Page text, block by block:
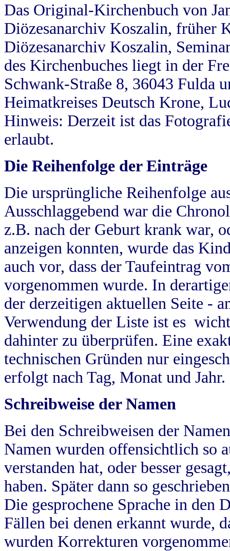
Das Original-Kirchenbuch von
Diözesanarchiv Koszalin, früher
Diözesanarchiv Koszalin,
des Kirchenbuches liegt in der
Schwank-Straße 8, 36043 Fulda
Heimatkreises Deutsch Krone,
Hinweis: Derzeit ist das
erlaubt.
Die Reihenfolge der Einträge
Die ursprüngliche Reihenfolge
Ausschlaggebend war die
z.B. nach der Geburt krank war,
anzeigen konnten, wurde das
auch vor, dass der Taufeintrag
vorgenommen wurde. In
der derzeitigen aktuellen Seite -
Verwendung der Liste ist es
dahinter zu überprüfen. Eine
technischen Gründen nur
erfolgt nach Tag, Monat und Jahr.
Schreibweise der Namen
Bei den Schreibweisen der
Namen wurden offensichtlich so
verstanden hat, oder besser
haben. Später dann so
Die gesprochene Sprache in
Fällen bei denen erkannt wurde,
wurden Korrekturen